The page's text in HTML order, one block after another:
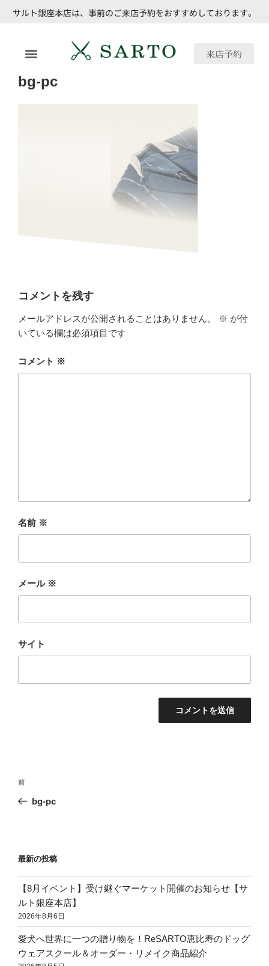
サルト銀座本店は、事前のご来店予約をおすすめしております。
来店予約
bg-pc
コメントを残す
メールアドレスが公開されることはありません。 ※ が付
いている欄は必須項目です
コメント ※
名前 ※
メール ※
サイト
前
bg-pc
最新の投稿
【8月イベント】受け継ぐマーケット開催のお知らせ【サ
ルト銀座本店】
2026年8月6日
愛犬へ世界に一つの贈り物を！ReSARTO恵比寿のドッグ
ウェアスクール＆オーダー・リメイク商品紹介